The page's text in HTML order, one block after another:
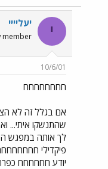
י יעליייי
member
10/6/01
חחחחחחחח
אם בגלל זה לא
שהתנשקו איתי...
לך אותה במפגש
פיקדילי
יודע חחחחחח